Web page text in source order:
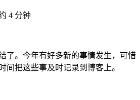
4 分钟
了。今年有好多新的事情发生，可惜
间把这些事及时记录到博客上。